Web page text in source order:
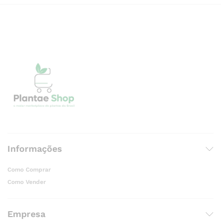
Informações
Como Comprar
Como Vender
Empresa